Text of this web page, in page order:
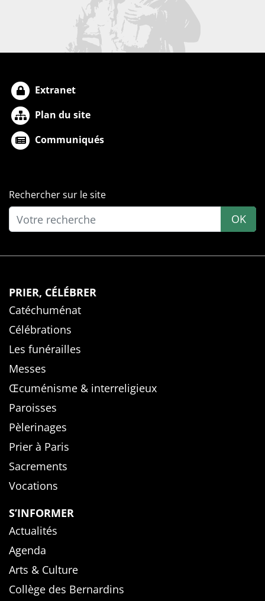
Extranet
Plan du site
Communiqués
Rechercher sur le site
OK
PRIER, CÉLÉBRER
Catéchuménat
Célébrations
Les funérailles
Messes
Œcuménisme & interreligieux
Paroisses
Pèlerinages
Prier à Paris
Sacrements
Vocations
S’INFORMER
Actualités
Agenda
Arts & Culture
Collège des Bernardins